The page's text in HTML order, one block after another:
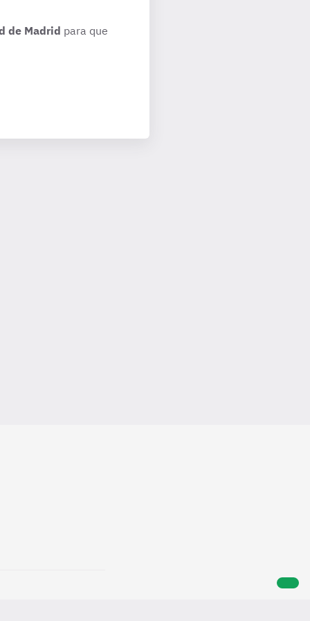
de Madrid para que